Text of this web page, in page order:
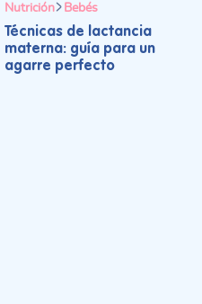
Nutrición Bebés
Técnicas de lactancia
materna: guía para un
agarre perfecto